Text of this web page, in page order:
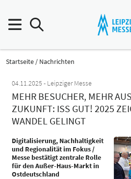
Startseite
Nachrichten
04.11.2025
Leipziger Messe
MEHR BESUCHER, MEHR
ZUKUNFT: ISS GUT! 2025
WANDEL GELINGT
Digitalisierung, Nachhaltigkeit
und Regionalität im Fokus /
Messe bestätigt zentrale Rolle
für den Außer-Haus-Markt in
Ostdeutschland